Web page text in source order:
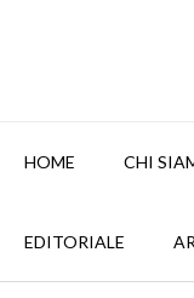
HOME CHI
EDITORIALE